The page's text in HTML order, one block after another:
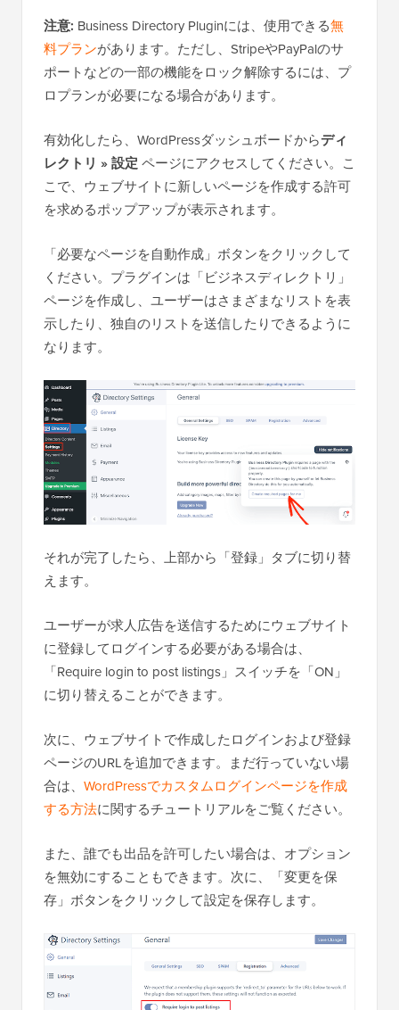
注意: Business Directory Pluginには、使用できる無
料プランがあります。ただし、StripeやPayPalのサ
ポートなどの一部の機能をロック解除するには、プ
ロプランが必要になる場合があります。
有効化したら、WordPressダッシュボードからディ
レクトリ » 設定ページにアクセスしてください。こ
こで、ウェブサイトに新しいページを作成する許可
を求めるポップアップが表示されます。
「必要なページを自動作成」ボタンをクリックして
ください。プラグインは「ビジネスディレクトリ」
ページを作成し、ユーザーはさまざまなリストを表
示したり、独自のリストを送信したりできるように
なります。
それが完了したら、上部から「登録」タブに切り替
えます。
ユーザーが求人広告を送信するためにウェブサイト
に登録してログインする必要がある場合は、
「Require login to post listings」スイッチを「ON」
に切り替えることができます。
次に、ウェブサイトで作成したログインおよび登録
ページのURLを追加できます。まだ行っていない場
合は、 WordPressでカスタムログインページを作成
する方法に関するチュートリアルをご覧ください。
また、誰でも出品を許可したい場合は、オプション
を無効にすることもできます。次に、「変更を保
存」ボタンをクリックして設定を保存します。